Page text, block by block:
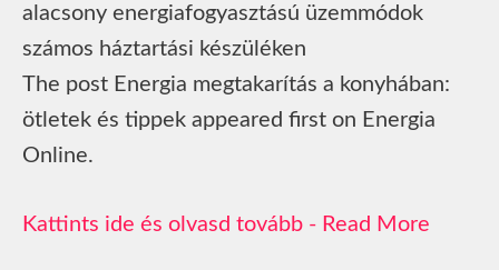
alacsony energiafogyasztású üzemmódok
számos háztartási készüléken
The post Energia megtakarítás a konyhában:
ötletek és tippek appeared first on Energia
Online.
Read More